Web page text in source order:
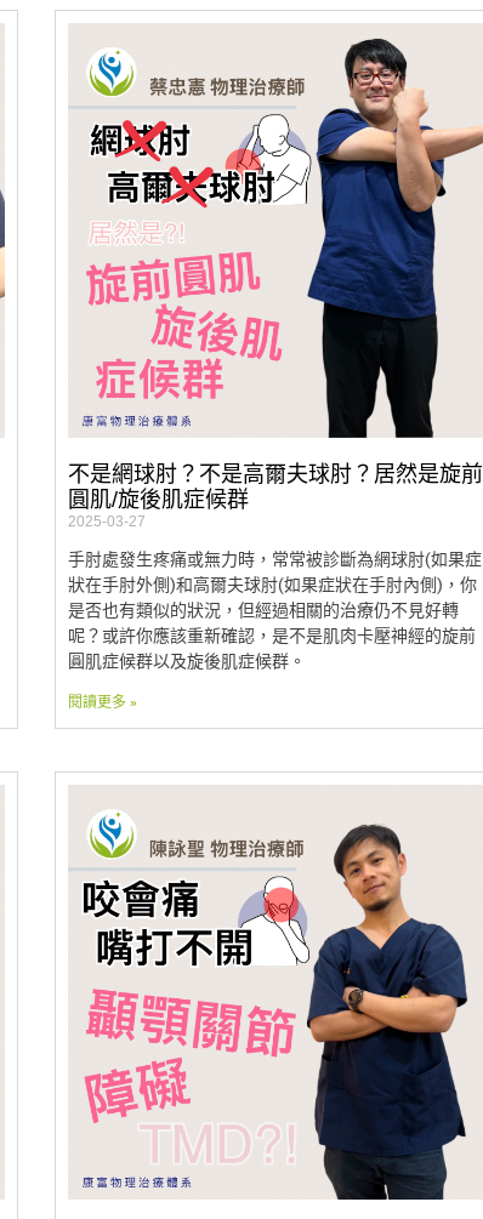
不是網球肘？不是高爾夫球肘？居然是旋前
圓肌/旋後肌症候群
2025-03-27
手肘處發生疼痛或無力時，常常被診斷為網球肘(如果症
狀在手肘外側)和高爾夫球肘(如果症狀在手肘內側)，你
是否也有類似的狀況，但經過相關的治療仍不見好轉
呢？或許你應該重新確認，是不是肌肉卡壓神經的旋前
圓肌症候群以及旋後肌症候群。
閱讀更多 »